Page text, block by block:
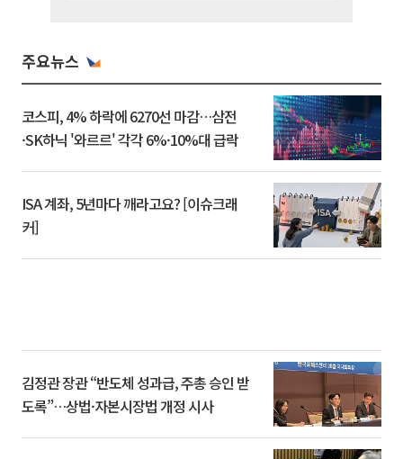
주요뉴스
코스피, 4% 하락에 6270선 마감…삼전
·SK하닉 '와르르' 각각 6%·10%대 급락
ISA 계좌, 5년마다 깨라고요? [이슈크래
커]
김정관 장관 “반도체 성과급, 주총 승인 받
도록”…상법·자본시장법 개정 시사